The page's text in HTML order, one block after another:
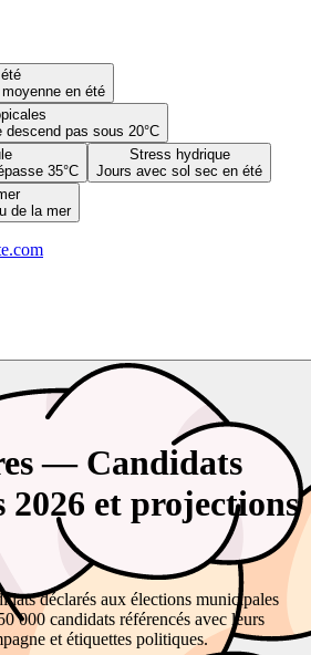
en été
descend pas sous 20°C
35°C
Stress hydrique
Jours avec sol sec en été
de la mer
— Candidats
2026 et projections
déclarés aux élections municipales
000 candidats référencés avec leurs
et étiquettes politiques.